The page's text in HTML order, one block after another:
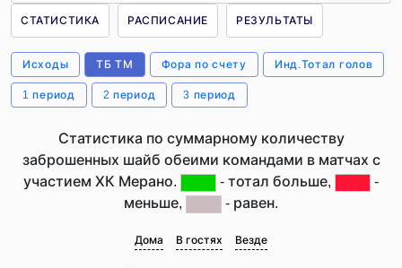
СТАТИСТИКА РАСПИСАНИЕ РЕЗУЛЬТАТЫ
Исходы ТБ ТМ Фора по счету Инд.Тотал голов
1 период 2 период 3 период
Статистика по суммарному количеству
заброшенных шайб обеими командами в матчах с
участием ХК Мерано.
- тотал больше,
-
меньше,
- равен.
Дома В гостях Везде